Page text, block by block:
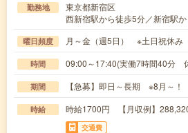
勤務地
東京都新宿区
西新宿駅から徒歩5分／新宿駅
曜日頻度 月～金（週5日） ※土日祝休み
時間 09:00～17:40(実働7時間40分
期間 【急募】即日～長期 ※8月～！
時給 時給1700円 【月収例】
交通費